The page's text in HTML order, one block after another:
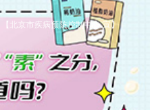
【北京市疾病预防控制中心 宣】